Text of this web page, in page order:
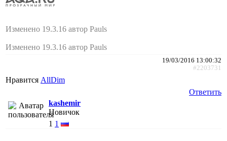
Изменено 19.3.16 автор Pauls
Изменено 19.3.16 автор Pauls
19/03/2016 13:00:32
#2203731
Нравится AllDim
Ответить
kashemir
Новичок
1 1